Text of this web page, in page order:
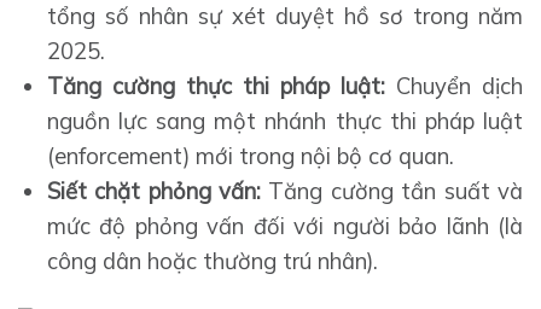
tổng số nhân sự xét duyệt hồ sơ trong năm
2025.
Tăng cường thực thi pháp luật:Chuyển dịch
nguồn lực sang một nhánh thực thi pháp luật
(enforcement) mới trong nội bộ cơ quan.
Siết chặt phỏng vấn: Tăng cường tần suất và
mức độ phỏng vấn đối với người bảo lãnh (là
công dân hoặc thường trú nhân).